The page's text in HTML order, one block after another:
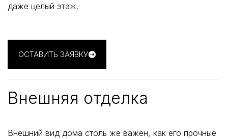
даже целый этаж.
ОСТАВИТЬ ЗАЯВКУ
Внешняя отделка
Внешний вид дома столь же важен, как его прочные